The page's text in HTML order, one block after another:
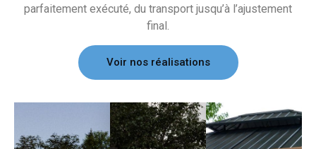
parfaitement exécuté, du transport jusqu’à l’ajustement
final.
Voir nos réalisations